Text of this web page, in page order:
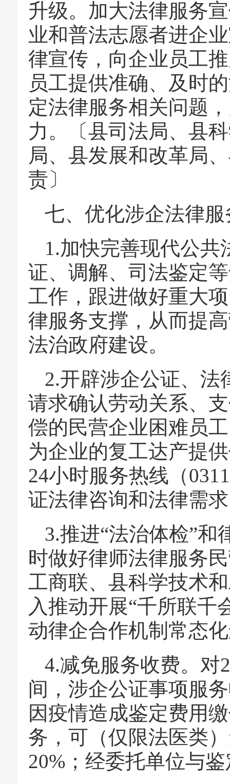
升级。加大法律服务
业和普法志愿者进企
律宣传，向企业员工
员工提供准确、及时
定法律服务相关问题
力。〔县司法局、县
局、县发展和改革局
责〕
七、优化涉企法律
1.加快完善现代公
证、调解、司法鉴定
工作，跟进做好重大
律服务支撑，从而提
法治政府建设。
2.开辟涉企公证、法
请求确认劳动关系、
偿的民营企业困难员
为企业的复工达产提
24小时服务热线（
证法律咨询和法律需
3.推进“法治体检”
时做好律师法律服务
工商联、县科学技术
入推动开展“千所联千
动律企合作机制常态
4.减免服务收费。对
间，涉企公证事项服
因疫情造成鉴定费用
务，可（仅限法医类
20%；经委托单位与